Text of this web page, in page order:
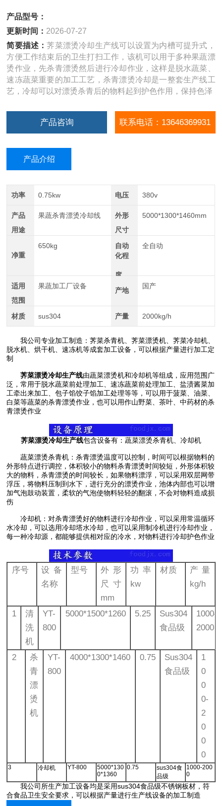
产品型号：
更新时间： 2026-07-27
简要描述：荠菜漂烫冷却生产线可以设置为内槽可提升式，
方便工作结束后的卫生打扫工作，该机可以用于多种果蔬漂
烫作业，先杀青漂烫然后进行冷却作业，这样是脱水蔬菜、
速冻蔬菜重要的加工工艺，杀青漂烫冷却是一整套生产线工
艺，冷却可以对漂烫杀青后的物料起到护色作用，保持色泽
产品咨询 联系电话：13646369931
产品介绍
功率 0.75kw 电压 380v
产品
用途
果蔬杀青漂烫冷却线
外形
尺寸
5000*1300*1460mm
净重
650kg
自动
化程
度
全自动
适用
范围
果蔬加工厂设备
产地
国产
材质 sus304 产量 2000kg/h
我公司专业加工制造：荠菜杀青机、荠菜漂烫机、荠菜冷却机、
脱水机、烘干机、速冻机等成套加工设备，可以根据产量进行加工定
制
荠菜漂烫冷却生产线由蔬菜漂烫机和冷却机等组成，应用范围广
泛，常用于脱水蔬菜前处理加工、速冻蔬菜前处理加工、盐渍酱菜加
工牵出来加工、包子馅饺子馅加工处理等等，可以用于菠菜、油菜、
白菜等蔬菜的杀青漂烫作业，也可以用作山野菜、茶叶、中药材的杀
青漂烫作业
荠菜漂烫冷却生产线包含设备有：蔬菜漂烫杀青机、冷却机
蔬菜漂烫杀青机：杀青漂烫温度可以控制，时间可以根据物料的
外形特点进行调控，体积较小的物料杀青漂烫时间较短，外形体积较
大的物料，杀青漂烫的时间较长，如果物料漂浮，可以采用双层网带
浮压，将物料压制到水下，进行充分的漂烫作业，池体内部也可以增
加气泡鼓动装置，柔软的气泡使物料轻轻的翻滚，不会对物料造成损
伤
冷却机：对杀青漂烫好的物料进行冷却作业，可以采用常温循环
水冷却，可以选用冷却塔水冷却，也可以采用制冷机进行冷却作业，
每一种冷却源，都能够提供相对应的冷水，对物料进行冷却护色作业
序号
设备
名称
型号
外形
尺寸
mm
功率
kw
材质
产量
kg/h
1
清
洗
机
YT-
800
5000*1500*1260 5.25
Sus304
食品级
1000-
2000
2
杀
青
漂
烫
机
YT-
800
4000*1300*1460 0.75
Sus304
食品级
1
0
0
0-
2
0
0
0
3 冷却机 YT-800
5000*130
0*1360
0.75
sus304食
品级
1000-200
0
我公司所生产加工设备均是采用sus304食品级不锈钢板材，符
合食品卫生安全要求，可以根据产量进行生产线设备的加工制造